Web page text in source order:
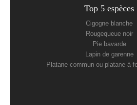
Top 5 espèces
Cigogne blanche
Rougequeue noir
Pie bavarde
Lapin de garenne
Platane commun ou platane à